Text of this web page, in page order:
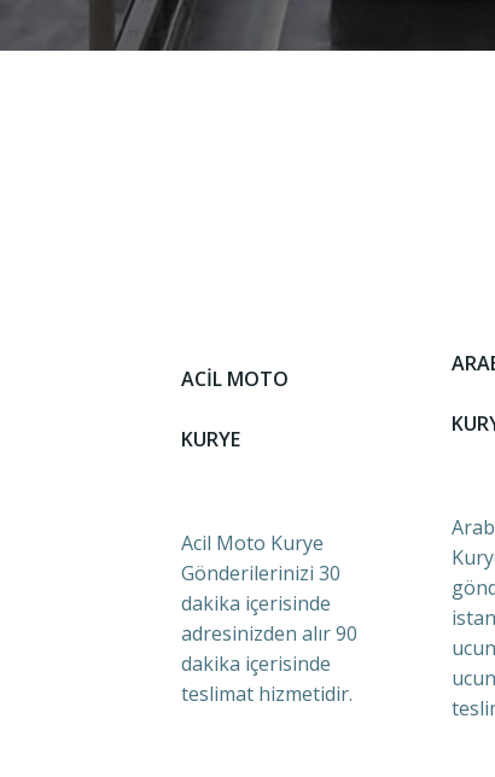
ACİL MOTO
KURYE
Acil Moto Kurye
Gönderilerinizi 30
dakika içerisinde
adresinizden alır 90
dakika içerisinde
teslimat hizmetidir.